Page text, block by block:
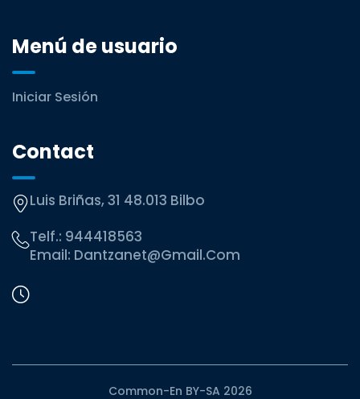
Menú de usuario
Iniciar Sesión
Contact
Luis Briñas, 31 48.013 Bilbo
Telf.: 944418563
Email: Dantzanet@gmail.com
Common-En BY-SA 2026